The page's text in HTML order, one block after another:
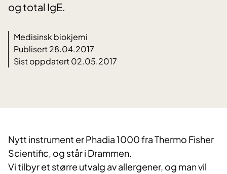
og total IgE.
Medisinsk biokjemi
Publisert 28.04.2017
Sist oppdatert 02.05.2017
​Nytt instrument er Phadia 1000 fra Thermo Fisher
Scientific, og står i Drammen.
Vi tilbyr et større utvalg av allergener, og man vil